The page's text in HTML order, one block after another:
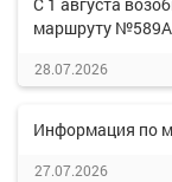
маршруту №589А
28.07.2026
Информация по
27.07.2026